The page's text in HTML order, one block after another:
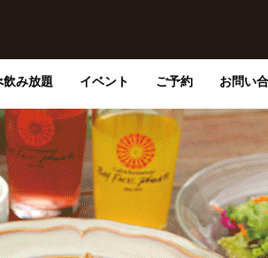
飲み放題 イベント ご予約 お問い